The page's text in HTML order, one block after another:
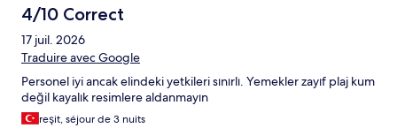
4/10 Correct
17 juil. 2026
Traduire avec Google
Personel iyi ancak elindeki yetkileri sınırlı. Yemekler zayıf plaj kum
değil kayalık resimlere aldanmayın
reşit, séjour de 3 nuits